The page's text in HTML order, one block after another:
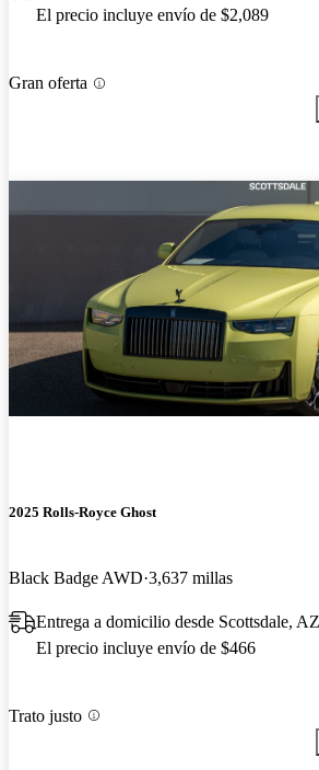
El precio incluye envío de $2,089
Gran oferta
2025 Rolls-Royce Ghost
Black Badge AWD 3,637 millas
Entrega a domicilio desde Scottsdale, AZ
El precio incluye envío de $466
Trato justo